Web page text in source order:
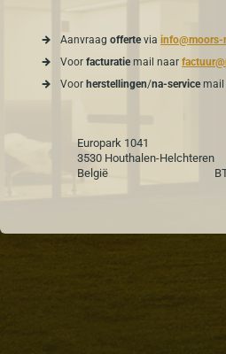
Aanvraag offertevia info@moors-
Voor facturatiemail naar
Voor herstellingen/na-servicemail
Europark 1041
3530 Houthalen-Helchteren
België